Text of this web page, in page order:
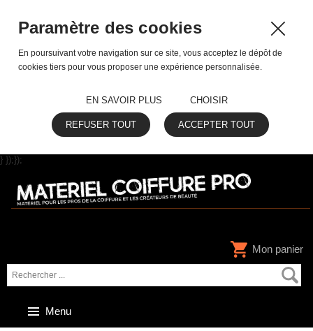
} });});
Mon panier
Menu
Paramètre des cookies
En poursuivant votre navigation sur ce site, vous acceptez le dépôt de
cookies tiers pour vous proposer une expérience personnalisée.
EN SAVOIR PLUS CHOISIR
REFUSER TOUT ACCEPTER TOUT